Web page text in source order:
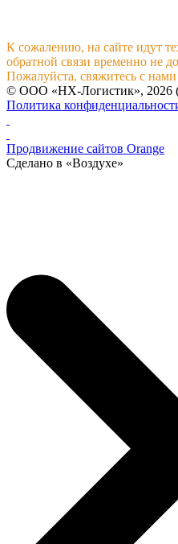
К сожалению, на сайте идут
обратной связи временно не
Пожалуйста, свяжитесь с
© ООО «НХ-Логистик», 2026
Политика
Продвижение сайтов Orange
Сделано в «Воздухе»